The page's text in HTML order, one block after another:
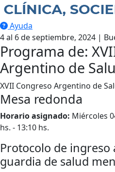
Ayuda
4 al 6 de septiembre, 2024 |
Programa de:
Argentino de
XVII Congreso Argentino de
Mesa redonda
Horario asignado: Miércoles
hs. - 13:10 hs.
Protocolo de ingreso
guardia de salud